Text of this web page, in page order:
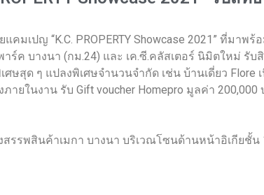
ญ “K.C. PROPERTY Showcase 2021” ที่มาพร้
ค บางนา (กม.24) และ เค.ซี.คลัสเตอร์ นิมิตใหม่ รับ
สุด ๆ แปลงพิเศษจำนวนจำกัด เช่น บ้านเดี่ยว Flore
ยในงาน รับ Gift voucher Homepro มูลค่า
รพสินค้าเมกา บางนา บริเวณโซนด้านหน้าอิเกียชั้น